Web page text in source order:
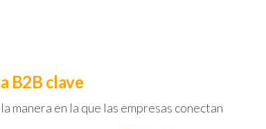
B2B clave
en la que las empresas conectan